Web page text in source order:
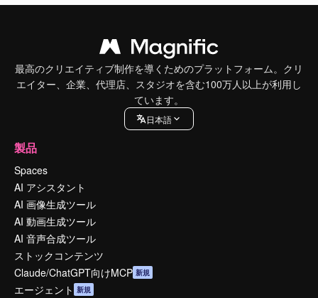
最高のクリエイティブ制作を導くためのプラットフォーム。クリ
エイター、企業、代理店、スタジオを含む100万人以上が利用し
ています。
日本語
製品
Spaces
AI アシスタント
AI 画像生成ツール
AI 動画生成ツール
AI 音声合成ツール
ストックコンテンツ
Claude/ChatGPT向けMCP 新規
エージェント 新規